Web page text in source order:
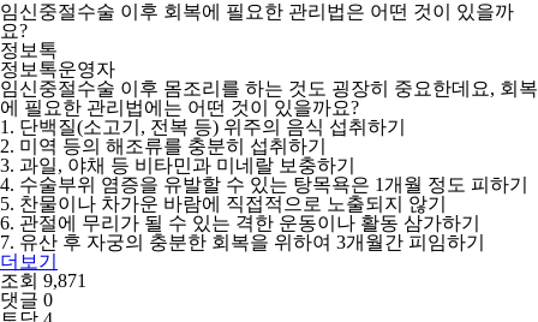
임신중절수술 이후 회복에 필요한 관리법은 어떤 것이 있을까
요?
정보톡
정보톡운영자
임신중절수술 이후 몸조리를 하는 것도 굉장히 중요한데요, 회복
에 필요한 관리법에는 어떤 것이 있을까요?
1. 단백질(소고기, 전복 등) 위주의 음식 섭취하기
2. 미역 등의 해조류를 충분히 섭취하기
3. 과일, 야채 등 비타민과 미네랄 보충하기
4. 수술부위 염증을 유발할 수 있는 탕목욕은 1개월 정도 피하기
5. 찬물이나 차가운 바람에 직접적으로 노출되지 않기
6. 관절에 무리가 될 수 있는 격한 운동이나 활동 삼가하기
7. 유산 후 자궁의 충분한 회복을 위하여 3개월간 피임하기
더보기
조회 9,871
댓글 0